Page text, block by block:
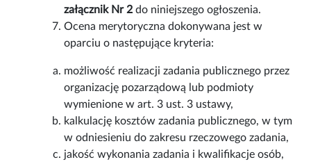
załącznik Nr 2 do niniejszego ogłoszenia.
Ocena merytoryczna dokonywana jest w
oparciu o następujące kryteria:
możliwość realizacji zadania publicznego przez
organizację pozarządową lub podmioty
wymienione w art. 3 ust. 3 ustawy,
kalkulację kosztów zadania publicznego, w tym
w odniesieniu do zakresu rzeczowego zadania,
jakość wykonania zadania i kwalifikacje osób,